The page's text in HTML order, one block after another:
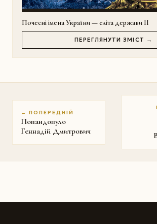
Почесні імена України — еліта держави II
ПЕРЕГЛЯНУТИ ЗМІСТ →
← ПОПЕРЕДНІЙ
Попандопуло
Геннадій Дмитрович